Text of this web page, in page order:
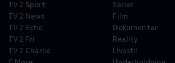
TV 2 Sport
TV 2 News
TV 2 Echo
TV 2 Fri
TV 2 Charlie
Serier
Film
Dokumentar
Reality
Livsstil